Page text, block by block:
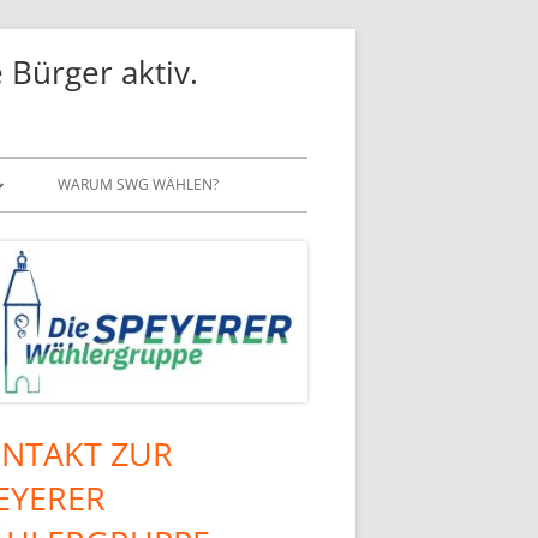
Bürger aktiv.
WARUM SWG WÄHLEN?
ZUR